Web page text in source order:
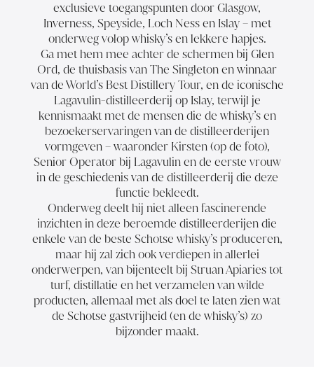
exclusieve toegangspunten door Glasgow,
Inverness, Speyside, Loch Ness en Islay – met
onderweg volop whisky’s en lekkere hapjes.
Ga met hem mee achter de schermen bij Glen
Ord, de thuisbasis van The Singleton en winnaar
van de World’s Best Distillery Tour, en de iconische
Lagavulin-distilleerderij op Islay, terwijl je
kennismaakt met de mensen die de whisky’s en
bezoekerservaringen van de distilleerderijen
vormgeven – waaronder Kirsten (op de foto),
Senior Operator bij Lagavulin ende eerste vrouw
in de geschiedenis van de distilleerderij die deze
functie bekleedt.
Onderweg deelt hij niet alleen fascinerende
inzichten in deze beroemde distilleerderijen die
enkele van de beste Schotse whisky’s produceren,
maar hij zal zich ook verdiepen in allerlei
onderwerpen, van bijenteelt bij Struan Apiaries tot
turf, distillatie en het verzamelen van wilde
producten, allemaal met als doel te laten zien wat
de Schotse gastvrijheid (en de whisky’s) zo
bijzonder maakt.